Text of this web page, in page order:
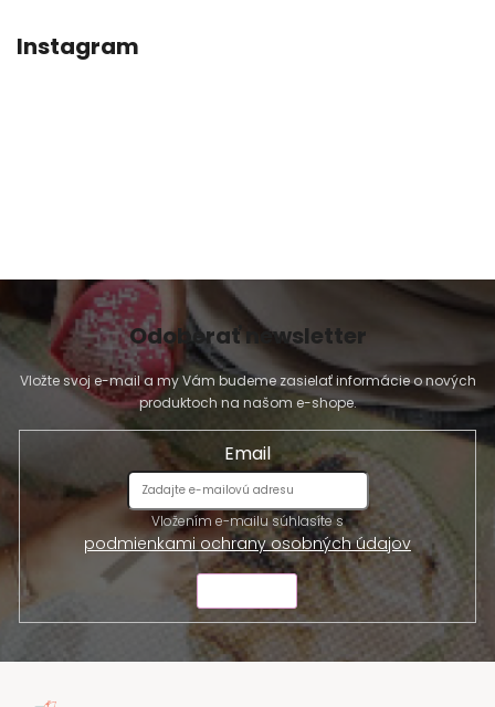
Instagram
Odoberať newsletter
Vložte svoj e-mail a my Vám budeme zasielať informácie o nových
produktoch na našom e-shope.
Email
Vložením e-mailu súhlasíte s
podmienkami ochrany osobných údajov